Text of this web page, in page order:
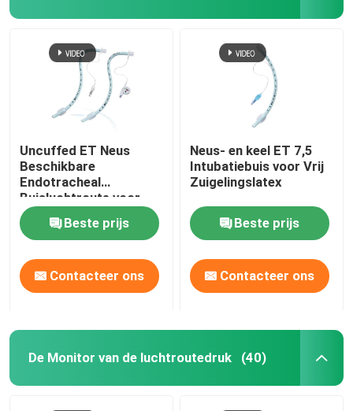
Uncuffed ET Neus
Beschikbare
Endotracheal
Buisluchtroute voor
Chirurgische OEM
Beste prijs
Contacteer ons
Neus- en keel ET 7,5
Intubatiebuis voor Vrij
Zuigelingslatex
Beste prijs
Contacteer ons
De Monitor van de luchtroutedruk (40)